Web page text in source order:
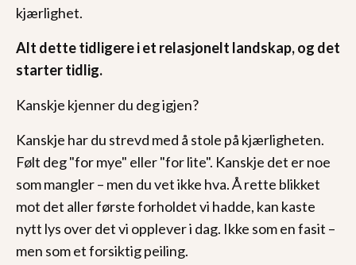
kjærlighet.
Alt dette tidligere i et relasjonelt landskap, og det
starter tidlig.
Kanskje kjenner du deg igjen?
Kanskje har du strevd med å stole på kjærligheten.
Følt deg "for mye" eller "for lite". Kanskje det er noe
som mangler – men du vet ikke hva. Å rette blikket
mot det aller første forholdet vi hadde, kan kaste
nytt lys over det vi opplever i dag. Ikke som en fasit –
men som et forsiktig peiling.